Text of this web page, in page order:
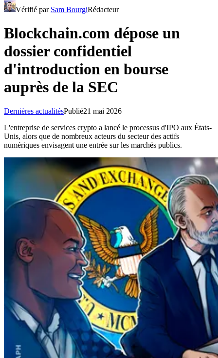
Vérifié par Sam BourgiRédacteur
Blockchain.com dépose un
dossier confidentiel
d'introduction en bourse
auprès de la SEC
Dernières actualitésPublié21 mai 2026
L'entreprise de services crypto a lancé le processus d'IPO aux États-
Unis, alors que de nombreux acteurs du secteur des actifs
numériques envisagent une entrée sur les marchés publics.